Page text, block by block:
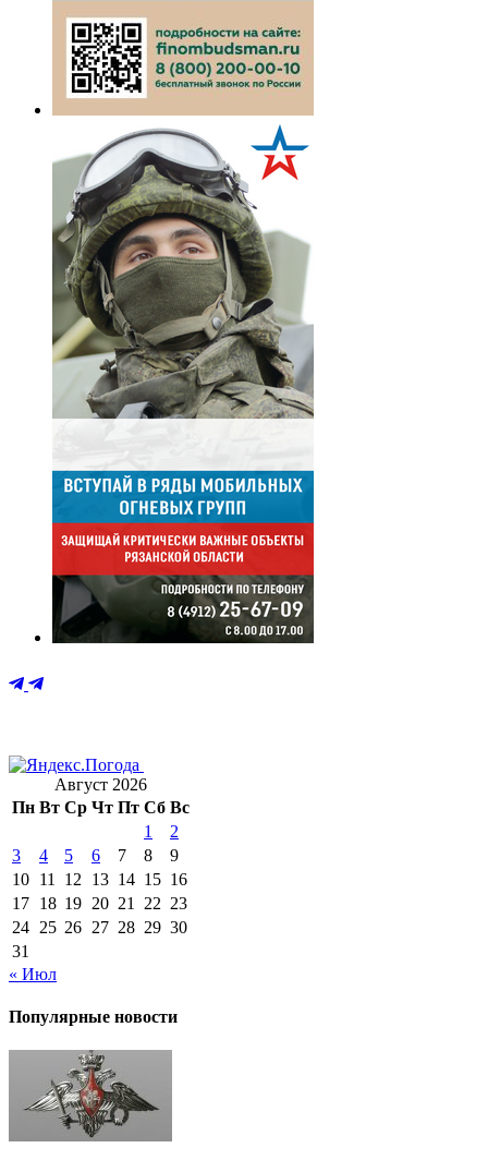
Август 2026
Пн Вт Ср Чт Пт Сб Вс
1
2
3
4 5 6 7 8
9
10 11 12 13 14 15 16
17 18 19 20 21 22 23
24 25 26 27 28 29 30
31
« Июл
Популярные новости